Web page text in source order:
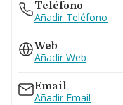
Teléfono
Añadir Teléfono
Web
Añadir Web
Email
Añadir Email